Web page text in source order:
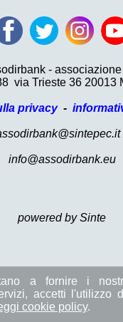
- associazione
via Trieste 36 20013
privacy-
info@assodirbank.eu
powered by Sinte
a fornire i
accetti l'utilizzo
cookie policy.